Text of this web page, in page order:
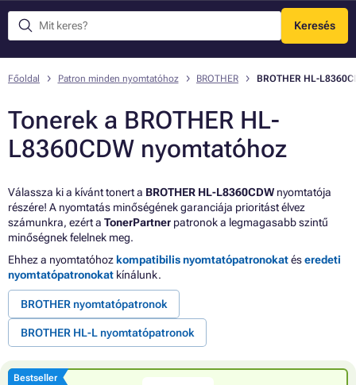
Keresés
Menü
Főoldal Patron minden nyomtatóhoz BROTHER BROTHER HL-
Tonerek a BROTHER HL-
L8360CDW nyomtatóhoz
Válassza ki a kívánt tonert a BROTHER HL-L8360CDW nyomtatója
részére! A nyomtatás minőségének garanciája prioritást élvez
számunkra, ezért a TonerPartner patronok a legmagasabb szintű
minőségnek felelnek meg.
Ehhez a nyomtatóhoz kompatibilis nyomtatópatronokatéseredeti
nyomtatópatronokat kínálunk.
BROTHER nyomtatópatronok
BROTHER HL-L nyomtatópatronok
Bestseller